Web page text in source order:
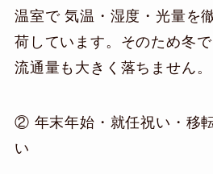
温室で 気温・湿度・光量を
荷しています。そのため冬で
流通量も大きく落ちません。
② 年末年始・就任祝い・移
い